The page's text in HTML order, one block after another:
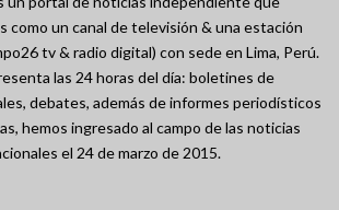
como un canal de televisión & una estación
tv & radio digital) con sede en Lima, Perú.
las 24 horas del día: boletines de
debates, además de informes periodísticos
hemos ingresado al campo de las noticias
el 24 de marzo de 2015.